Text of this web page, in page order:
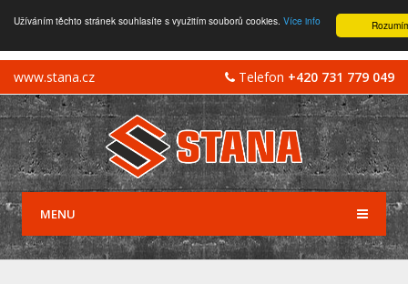
Užíváním těchto stránek souhlasíte s využitím souborů cookies. Více info
Telefon +420 731 779 049
www.stana.cz
MENU